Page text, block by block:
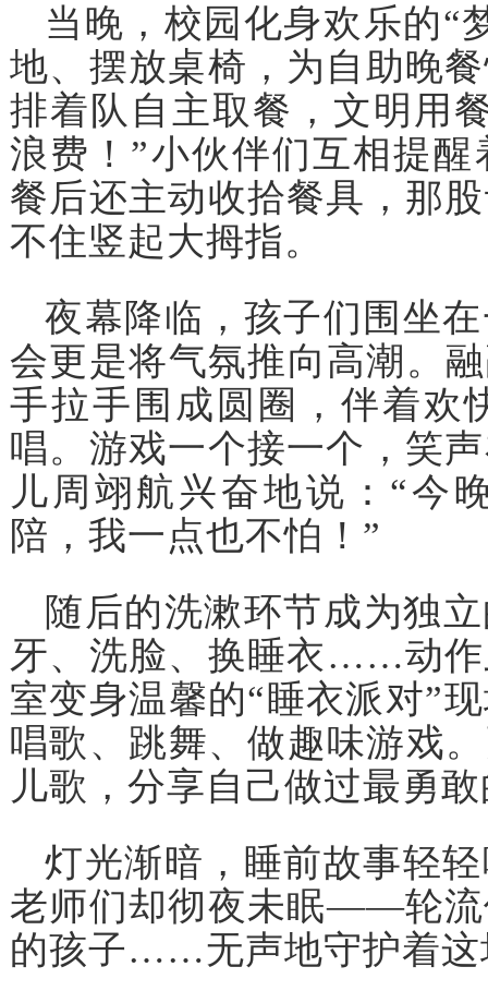
当晚，校园化身欢乐的“
地、摆放桌椅，为自助晚
排着队自主取餐，文明用
浪费！”小伙伴们互相提
餐后还主动收拾餐具，那
不住竖起大拇指。
夜幕降临，孩子们围坐
会更是将气氛推向高潮。
手拉手围成圆圈，伴着欢
唱。游戏一个接一个，笑
儿周翊航兴奋地说：“今
陪，我一点也不怕！”
随后的洗漱环节成为独
牙、洗脸、换睡衣……动作
室变身温馨的“睡衣派对”
唱歌、跳舞、做趣味游戏
儿歌，分享自己做过最勇
灯光渐暗，睡前故事轻
老师们却彻夜未眠——轮流
的孩子……无声地守护着这